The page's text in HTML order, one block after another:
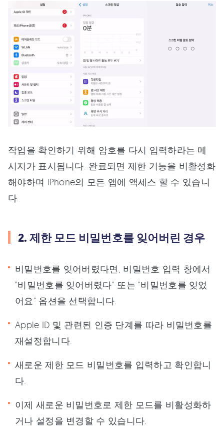
작업을 확인하기 위해 암호를 다시 입력하라는 메
시지가 표시됩니다. 완료되면 제한 기능을 비활성화
해야하며 iPhone의 모든 앱에 액세스 할 수 있습니
다.
2. 제한 모드 비밀번호를 잊어버린 경우
비밀번호를 잊어버렸다면, 비밀번호 입력 창에서
"비밀번호를 잊어버렸다" 또는 "비밀번호를 잊었
어요" 옵션을 선택합니다.
Apple ID 및 관련된 인증 단계를 따라 비밀번호를
재설정합니다.
새로운 제한 모드 비밀번호를 입력하고 확인합니
다.
이제 새로운 비밀번호로 제한 모드를 비활성화하
거나 설정을 변경할 수 있습니다.